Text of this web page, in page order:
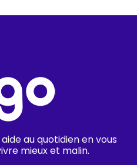
au quotidien en vous
mieux et malin.